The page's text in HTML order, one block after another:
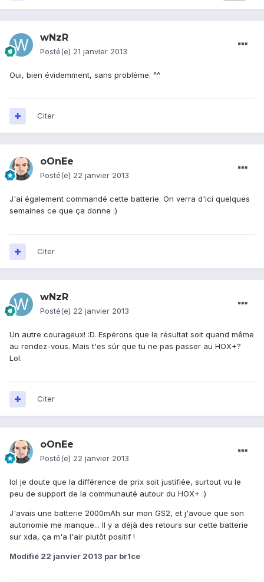
wNzR
Posté(e) 21 janvier 2013
Oui, bien évidemment, sans problème. ^^
Citer
oOnEe
Posté(e) 22 janvier 2013
J'ai également commandé cette batterie. On verra d'ici quelques
semaines ce que ça donne :)
Citer
wNzR
Posté(e) 22 janvier 2013
Un autre courageux! :D. Espérons que le résultat soit quand même
au rendez-vous. Mais t'es sûr que tu ne pas passer au HOX+?
Lol.
Citer
oOnEe
Posté(e) 22 janvier 2013
lol je doute que la différence de prix soit justifiée, surtout vu le
peu de support de la communauté autour du HOX+ :)
J'avais une batterie 2000mAh sur mon GS2, et j'avoue que son
autonomie me manque... Il y a déjà des retours sur cette batterie
sur xda, ça m'a l'air plutôt positif !
Modifié 22 janvier 2013 par br1ce